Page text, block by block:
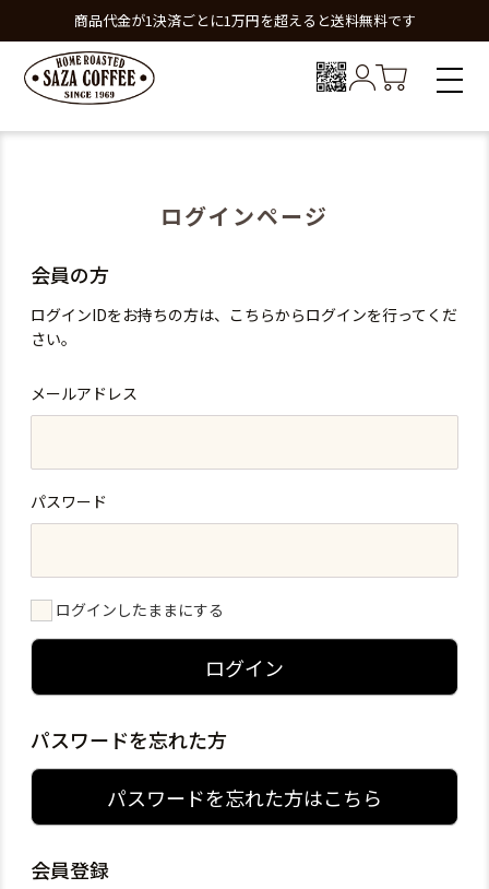
商品代金が1決済ごとに1万円を超えると送料無料です
ログインページ
会員の方
ログインIDをお持ちの方は、こちらからログインを行ってくだ
さい。
メールアドレス
パスワード
ログインしたままにする
ログイン
パスワードを忘れた方
パスワードを忘れた方はこちら
会員登録